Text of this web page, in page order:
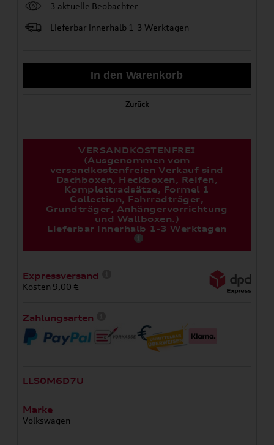
3 aktuelle Beobachter
Lieferbar innerhalb 1-3 Werktagen
Zurück
VERSANDKOSTENFREI
(Ausgenommen vom
versandkostenfreien Verkauf sind
Dachboxen, Heckboxen, Reifen,
Komplettradsätze, Formel 1
Collection, Fahrradträger,
Grundträger, Anhängervorrichtung
und Wallboxen.)
Lieferbar innerhalb 1-3 Werktagen
Expressversand
Kosten 9,00 €
Zahlungsarten
LLS0M6D7U
Marke
Volkswagen